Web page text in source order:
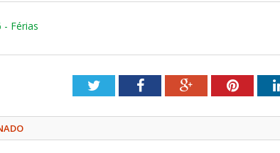
- Férias
TwitterFacebookGoogle+